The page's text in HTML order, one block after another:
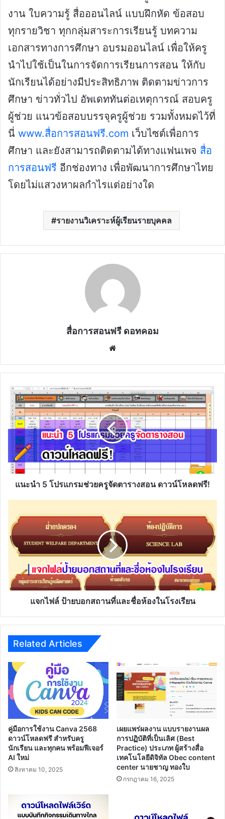
งาน ใบความรู้ สื่อออนไลน์ แบบฝึกหัด ข้อสอบ
ทุกรายวิชา ทุกกลุ่มสาระการเรียนรู้ บทความ
เอกสารทางการศึกษา อบรมออนไลน์ เพื่อให้ครู
นำไปใช้เป็นในการจัดการเรียนการสอน ให้กับ
นักเรียนได้อย่างมีประสิทธิภาพ ติดตามข่าวการ
ศึกษา ข่าวทั่วไป อัพเดททันต่อเหตุการณ์ สอบครู
ผู้ช่วย แนวข้อสอบบรรจุครูผู้ช่วย รวมทั้งหมดไว้ที่
นี่ www.สื่อการสอนฟรี.com เว็บไซต์เพื่อการ
ศึกษา และยังสามารถติดตามได้ทางแฟนเพจ สื่อ
การสอนฟรี อีกช่องทาง เพื่อพัฒนาการศึกษาไทย
โดยไม่แสวงหาผลกำไรแต่อย่างใด
รายงานวิเคราะห์ผู้เรียนรายบุคคล
สื่อการสอนฟรี ดอทคอม
แนะนำ
โปรแกรม
ช่วย
ครู
จัด
ตาราง
สอน
ดาวน์โหลด
ฟรี!แนะนำ 5 โปรแกรมช่วยครูจัดตารางสอน ดาวน์โหลดฟรี!
ไฟล์
ป้าย
บอก
สถาน
ชื่อ
ห้อง
แจกไฟล์ ป้ายบอกสถานที่และชื่อห้องในโรงเรียน
Related Articles
คู่มือการใช้งาน Canva 2568
ดาวน์โหลดฟรี สำหรับครู
นักเรียน และทุกคน พร้อมฟีเจอร์
AI ใหม่
สิงหาคม 10, 2025
เผยแพร่ผลงาน แบบรายงานผล
การปฏิบัติที่เป็นเลิศ (Best
Practice) ประเภท ผู้สร้างสื่อ
เทคโนโลยีดิจิทัล Obec content
center นายชาญ ทองใบ
กรกฎาคม 16, 2025